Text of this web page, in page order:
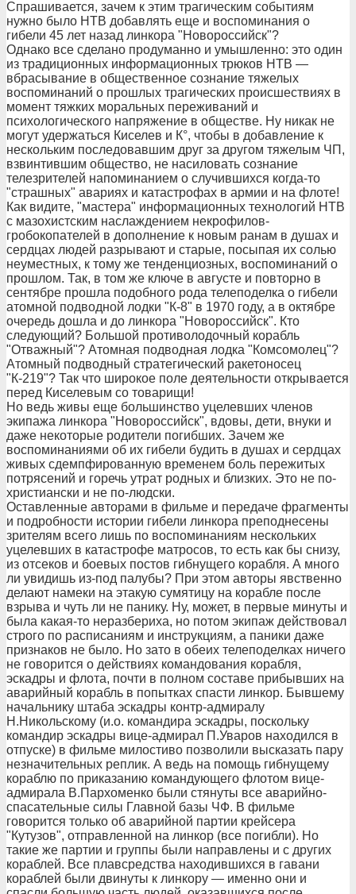
Спрашивается, зачем к этим трагическим событиям
нужно было НТВ добавлять еще и воспоминания о
гибели 45 лет назад линкора "Новороссийск"?
Однако все сделано продуманно и умышленно: это один
из традиционных информационных трюков НТВ —
вбрасывание в общественное сознание тяжелых
воспоминаний о прошлых трагических происшествиях в
момент тяжких моральных переживаний и
психологического напряжение в обществе. Ну никак не
могут удержаться Киселев и К°, чтобы в добавление к
нескольким последовавшим друг за другом тяжелым ЧП,
взвинтившим общество, не насиловать сознание
телезрителей напоминанием о случившихся когда-то
"страшных" авариях и катастрофах в армии и на флоте!
Как видите, "мастера" информационных технологий НТВ
с мазохистским наслаждением некрофилов-
гробокопателей в дополнение к новым ранам в душах и
сердцах людей разрывают и старые, посыпая их солью
неуместных, к тому же тенденциозных, воспоминаний о
прошлом. Так, в том же ключе в августе и повторно в
сентябре прошла подобного рода телеподелка о гибели
атомной подводной лодки "К-8" в 1970 году, а в октябре
очередь дошла и до линкора "Новороссийск". Кто
следующий? Большой противолодочный корабль
"Отважный"? Атомная подводная лодка "Комсомолец"?
Атомный подводный стратегический ракетоносец
"К-219"? Так что широкое поле деятельности открывается
перед Киселевым со товарищи!
Но ведь живы еще большинство уцелевших членов
экипажа линкора "Новороссийск", вдовы, дети, внуки и
даже некоторые родители погибших. Зачем же
воспоминаниями об их гибели будить в душах и сердцах
живых сдемпфированную временем боль пережитых
потрясений и горечь утрат родных и близких. Это не по-
христиански и не по-людски.
Оставленные авторами в фильме и передаче фрагменты
и подробности истории гибели линкора преподнесены
зрителям всего лишь по воспоминаниям нескольких
уцелевших в катастрофе матросов, то есть как бы снизу,
из отсеков и боевых постов гибнущего корабля. А много
ли увидишь из-под палубы? При этом авторы явственно
делают намеки на этакую сумятицу на корабле после
взрыва и чуть ли не панику. Ну, может, в первые минуты и
была какая-то неразбериха, но потом экипаж действовал
строго по расписаниям и инструкциям, а паники даже
признаков не было. Но зато в обеих телеподелках ничего
не говорится о действиях командования корабля,
эскадры и флота, почти в полном составе прибывших на
аварийный корабль в попытках спасти линкор. Бывшему
начальнику штаба эскадры контр-адмиралу
Н.Никольскому (и.о. командира эскадры, поскольку
командир эскадры вице-адмирал П.Уваров находился в
отпуске) в фильме милостиво позволили высказать пару
незначительных реплик. А ведь на помощь гибнущему
кораблю по приказанию командующего флотом вице-
адмирала В.Пархоменко были стянуты все аварийно-
спасательные силы Главной базы ЧФ. В фильме
говорится только об аварийной партии крейсера
"Кутузов", отправленной на линкор (все погибли). Но
такие же партии и группы были направлены и с других
кораблей. Все плавсредства находившихся в гавани
кораблей были двинуты к линкору — именно они и